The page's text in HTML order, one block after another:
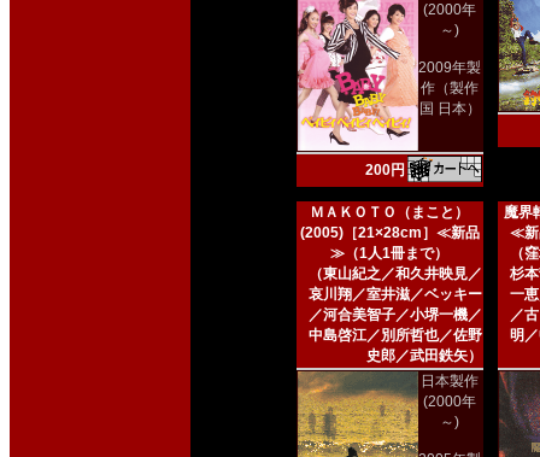
(2000年
～)
2009年製
作（製作
国 日本）
200円
ＭＡＫＯＴＯ（まこと）
(2005)［21×28cm］≪新品
≫（1人1冊まで）
（東山紀之／和久井映見／
哀川翔／室井滋／ベッキー
／河合美智子／小堺一機／
中島啓江／別所哲也／佐野
史郎／武田鉄矢）
日本製作
(2000年
～)
魔界
≪新
（
杉
一
／
明